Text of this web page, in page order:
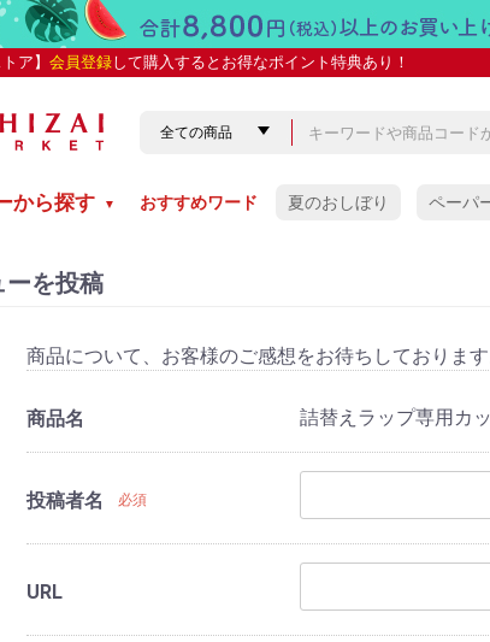
ア】 会員登録して購入するとお得なポイント特典あり！
から探す ▼ おすすめワード 夏のおしぼり ペーパ
ーを投稿
商品について、お客様のご感想をお待ちしております
商品名 詰替えラップ専用カ
投稿者名 必須
URL